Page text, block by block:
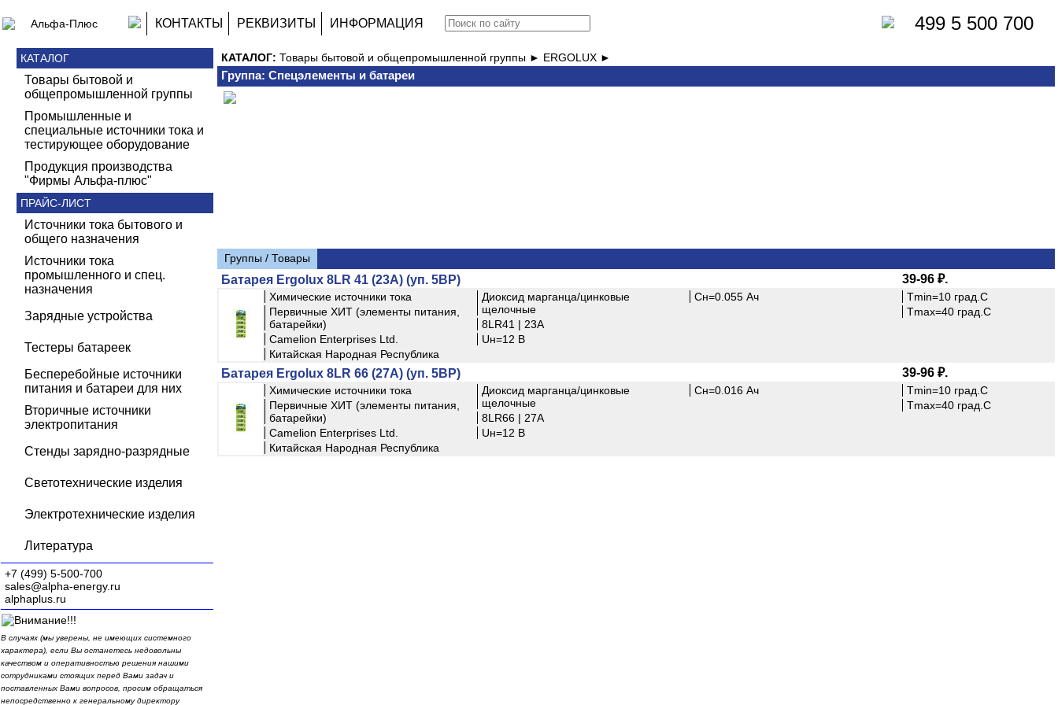
КОНТАКТЫ РЕКВИЗИТЫ ИНФОРМАЦИЯ 499 5 500 700
КАТАЛОГ
Товары бытовой и
общепромышленной группы
Промышленные и
специальные источники тока и
тестирующее оборудование
Продукция производства
"Фирмы Альфа-плюс"
ПРАЙС-ЛИСТ
Источники тока бытового и
общего назначения
Источники тока
промышленного и спец.
назначения
Зарядные устройства
Тестеры батареек
Бесперебойные источники
питания и батареи для них
Вторичные источники
электропитания
Стенды зарядно-разрядные
Светотехнические изделия
Электротехнические изделия
Литература
+7 (499) 5-500-700
sales@alpha-energy.ru
alphaplus.ru
В случаях (мы уверены, не имеющих системного
характера), если Вы останетесь недовольны
качеством и оперативностью решения нашими
сотрудниками стоящих перед Вами задач и
поставленных Вами вопросов, просим обращаться
непосредственно к генеральному директору
КАТАЛОГ: Товары бытовой и общепромышленной группы ► ERGOLUX ►
Группа: Спецэлементы и батареи
Группы / Товары
Батарея Ergolux 8LR 41 (23A) (уп. 5BP) 39-96 ₽.
Химические источники тока
Первичные ХИТ (элементы питания,
батарейки)
Camelion Enterprises Ltd.
Китайская Народная Республика
Диоксид марганца/цинковые
щелочные
8LR41 | 23A
Uн=12 В
Сн=0.055 Ач
Tmin=10 град.С
Tmax=40 град.С
Батарея Ergolux 8LR 66 (27А) (уп. 5BP) 39-96 ₽.
Химические источники тока
Первичные ХИТ (элементы питания,
батарейки)
Camelion Enterprises Ltd.
Китайская Народная Республика
Диоксид марганца/цинковые
щелочные
8LR66 | 27A
Uн=12 В
Сн=0.016 Ач
Tmin=10 град.С
Tmax=40 град.С